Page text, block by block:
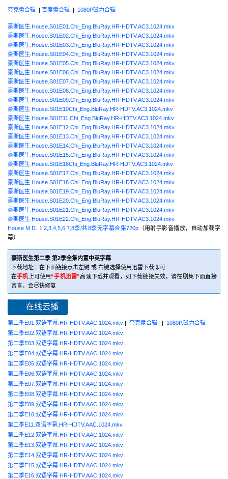
夸克盘合辑 | 百度盘合辑 | 1080P磁力合辑
豪斯医生.House.S01E01.Chi_Eng.BluRay.HR-HDTV.AC3.1024.mkv
豪斯医生.House.S01E02.Chi_Eng.BluRay.HR-HDTV.AC3.1024.mkv
豪斯医生.House.S01E03.Chi_Eng.BluRay.HR-HDTV.AC3.1024.mkv
豪斯医生.House.S01E04.Chi_Eng.BluRay.HR-HDTV.AC3.1024.mkv
豪斯医生.House.S01E05.Chi_Eng.BluRay.HR-HDTV.AC3.1024.mkv
豪斯医生.House.S01E06.Chi_Eng.BluRay.HR-HDTV.AC3.1024.mkv
豪斯医生.House.S01E07.Chi_Eng.BluRay.HR-HDTV.AC3.1024.mkv
豪斯医生.House.S01E08.Chi_Eng.BluRay.HR-HDTV.AC3.1024.mkv
豪斯医生.House.S01E09.Chi_Eng.BluRay.HR-HDTV.AC3.1024.mkv
豪斯医生.House.S01E10Chi_Eng.BluRay.HR-HDTV.AC3.1024.mkv
豪斯医生.House.S01E11.Chi_Eng.BluRay.HR-HDTV.AC3.1024.mkv
豪斯医生.House.S01E12.Chi_Eng.BluRay.HR-HDTV.AC3.1024.mkv
豪斯医生.House.S01E13.Chi_Eng.BluRay.HR-HDTV.AC3.1024.mkv
豪斯医生.House.S01E14.Chi_Eng.BluRay.HR-HDTV.AC3.1024.mkv
豪斯医生.House.S01E15.Chi_Eng.BluRay.HR-HDTV.AC3.1024.mkv
豪斯医生.House.S01E16Chi_Eng.BluRay.HR-HDTV.AC3.1024.mkv
豪斯医生.House.S01E17.Chi_Eng.BluRay.HR-HDTV.AC3.1024.mkv
豪斯医生.House.S01E18.Chi_Eng.BluRay.HR-HDTV.AC3.1024.mkv
豪斯医生.House.S01E19.Chi_Eng.BluRay.HR-HDTV.AC3.1024.mkv
豪斯医生.House.S01E20.Chi_Eng.BluRay.HR-HDTV.AC3.1024.mkv
豪斯医生.House.S01E21.Chi_Eng.BluRay.HR-HDTV.AC3.1024.mkv
豪斯医生.House.S01E22.Chi_Eng.BluRay.HR-HDTV.AC3.1024.mkv
House M.D. 1,2,3,4,5,6,7,8季/共8季无字幕合集720p （用射手影音播放，自动加载字
幕）
豪斯医生第二季 第2季全集内置中英字幕
下载地址：在下面链接点击左键 或 右键选择使用迅雷下载即可
在手机上可使用“手机迅雷”高速下载并观看，如下载链接失效，请在剧集下面直接
留言，会尽快修复
在线云播
第二季E01.双语字幕.HR-HDTV.AAC.1024.mkv | 夸克盘合辑 | 1080P.磁力合辑
第二季E02.双语字幕.HR-HDTV.AAC.1024.mkv
第二季E03.双语字幕.HR-HDTV.AAC.1024.mkv
第二季E04.双语字幕.HR-HDTV.AAC.1024.mkv
第二季E05.双语字幕.HR-HDTV.AAC.1024.mkv
第二季E06.双语字幕.HR-HDTV.AAC.1024.mkv
第二季E07.双语字幕.HR-HDTV.AAC.1024.mkv
第二季E08.双语字幕.HR-HDTV.AAC.1024.mkv
第二季E09.双语字幕.HR-HDTV.AAC.1024.mkv
第二季E10.双语字幕.HR-HDTV.AAC.1024.mkv
第二季E11.双语字幕.HR-HDTV.AAC.1024.mkv
第二季E12.双语字幕.HR-HDTV.AAC.1024.mkv
第二季E13.双语字幕.HR-HDTV.AAC.1024.mkv
第二季E14.双语字幕.HR-HDTV.AAC.1024.mkv
第二季E15.双语字幕.HR-HDTV.AAC.1024.mkv
第二季E16.双语字幕.HR-HDTV.AAC.1024.mkv